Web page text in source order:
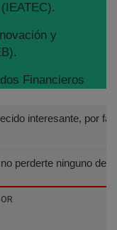
y
Financieros
(MIFID II):
Titulos-
la Universidad
interesante, por
perderte ninguno de